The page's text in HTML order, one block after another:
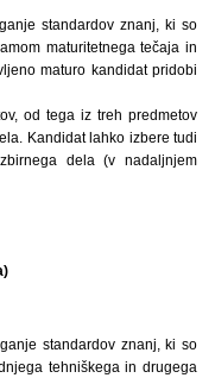
standardov znanj, ki so
maturitetnega tečaja in
maturo kandidat pridobi
od tega iz treh predmetov
Kandidat lahko izbere tudi
dela (v nadaljnjem
standardov znanj, ki so
tehniškega in drugega